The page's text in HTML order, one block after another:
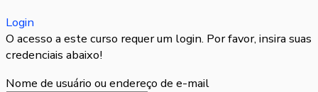
Login
O acesso a este curso requer um login. Por favor, insira suas
credenciais abaixo!
Nome de usuário ou endereço de e-mail